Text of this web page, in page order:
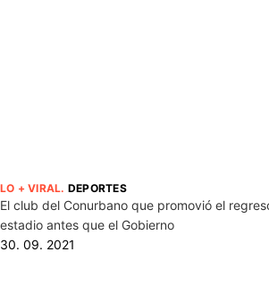
LO + VIRAL. DEPORTES
El club del Conurbano que promovió el
estadio antes que el Gobierno
30. 09. 2021